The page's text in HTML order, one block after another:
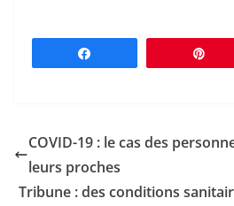
COVID-19 : le cas des
leurs proches
Tribune : des conditions